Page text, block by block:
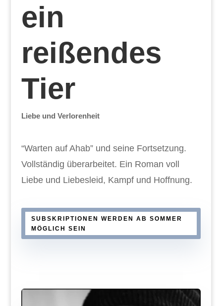
ein
reißendes
Tier
Liebe und Verlorenheit
“Warten auf Ahab” und seine Fortsetzung.
Vollständig überarbeitet. Ein Roman voll
Liebe und Liebesleid, Kampf und Hoffnung.
SUBSKRIPTIONEN WERDEN AB SOMMER
MÖGLICH SEIN